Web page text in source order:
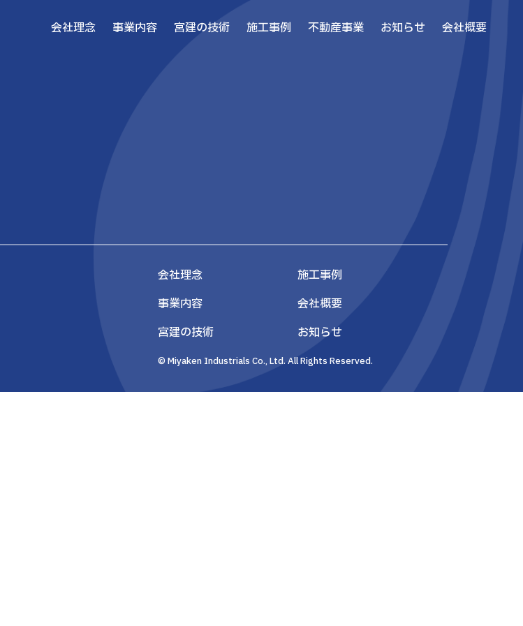
会社理念 事業内容 宮建の技術 施工事例 不動産事業 お知らせ 会社概要
会社理念
施工事例
事業内容
会社概要
宮建の技術
お知らせ
© Miyaken Industrials Co., Ltd. All Rights Reserved.